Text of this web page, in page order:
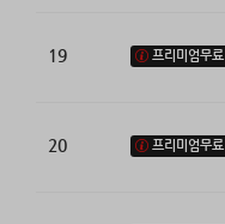
19 프리미엄무료
20 프리미엄무료